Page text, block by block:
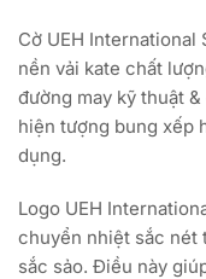
Cờ UEH
nền vải kate chất
đường may kỹ thuật
hiện tượng bung xếp
dụng.
Logo UEH
chuyển nhiệt sắc nét
sắc sảo. Điều này